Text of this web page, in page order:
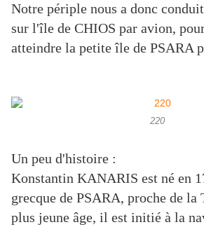
Notre périple nous a donc
sur l'île de CHIOS par avion,
atteindre la petite île de PSARA
220
Un peu d'histoire :
Konstantin KANARIS est né en
grecque de PSARA, proche de la
plus jeune âge, il est initié à la